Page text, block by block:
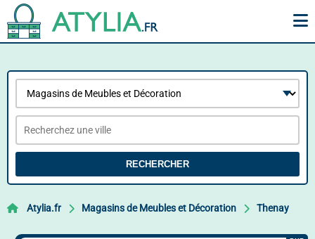
RECHERCHER
Atylia.fr Magasins de Meubles et Décoration Thenay